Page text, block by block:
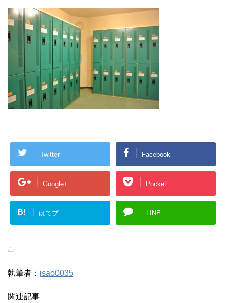
Twitter Facebook
Google+ Pocket
B! はてブ LINE
-
執筆者： isao0035
関連記事